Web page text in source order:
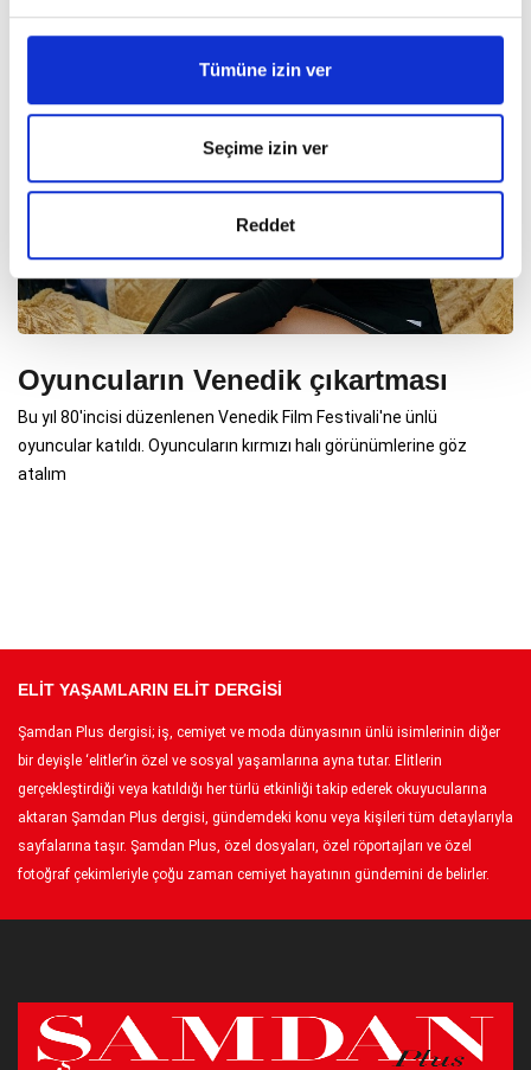
Tümüne izin ver
Seçime izin ver
Reddet
Oyuncuların Venedik çıkartması
Bu yıl 80'incisi düzenlenen Venedik Film Festivali'ne ünlü
oyuncular katıldı. Oyuncuların kırmızı halı görünümlerine göz
atalım
ELİT YAŞAMLARIN ELİT DERGİSİ
Şamdan Plus dergisi; iş, cemiyet ve moda dünyasının ünlü isimlerinin diğer
bir deyişle ‘elitler’in özel ve sosyal yaşamlarına ayna tutar. Elitlerin
gerçekleştirdiği veya katıldığı her türlü etkinliği takip ederek okuyucularına
aktaran Şamdan Plus dergisi, gündemdeki konu veya kişileri tüm detaylarıyla
sayfalarına taşır. Şamdan Plus, özel dosyaları, özel röportajları ve özel
fotoğraf çekimleriyle çoğu zaman cemiyet hayatının gündemini de belirler.